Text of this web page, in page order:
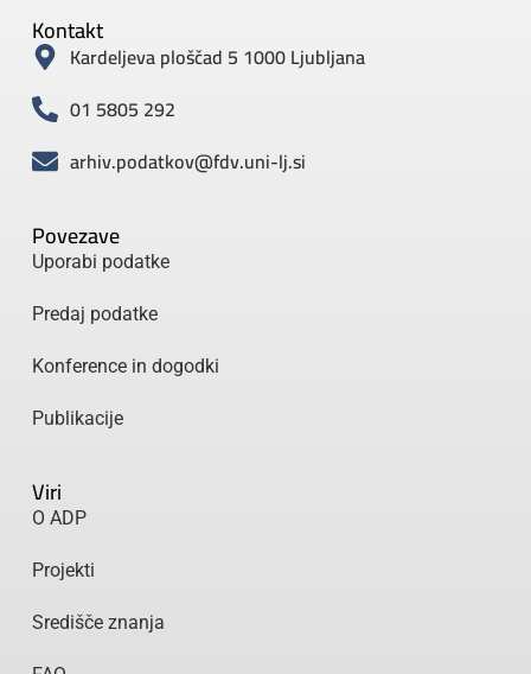
Povezave
Uporabi podatke
Predaj podatke
Konference in dogodki
Publikacije
Viri
O ADP
Projekti
Središče znanja
Kontakt
Kardeljeva ploščad 5 1000 Ljubljana
01 5805 292
arhiv.podatkov@fdv.uni-lj.si